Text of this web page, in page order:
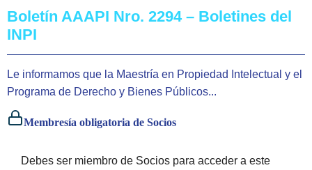
Boletín AAAPI Nro. 2294 – Boletines del
INPI
Le informamos que la Maestría en Propiedad Intelectual y el
Programa de Derecho y Bienes Públicos...
Membresía obligatoria de Socios
Debes ser miembro de Socios para acceder a este